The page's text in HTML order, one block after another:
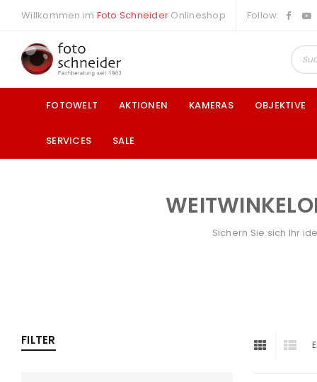
Willkommen im Foto Schneider Onlineshop Follow:
FOTOWELT AKTIONEN KAMERAS OBJEKTIVE
SERVICES SALE
Sichern Sie sich Ihr
FILTER